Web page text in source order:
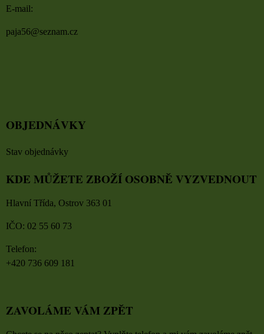
E-mail:
paja56@seznam.cz
OBJEDNÁVKY
Stav objednávky
KDE MŮŽETE ZBOŽÍ OSOBNĚ VYZVEDNOUT
Hlavní Třída, Ostrov 363 01
IČO: 02 55 60 73
Telefon:
+420 736 609 181
ZAVOLÁME VÁM ZPĚT